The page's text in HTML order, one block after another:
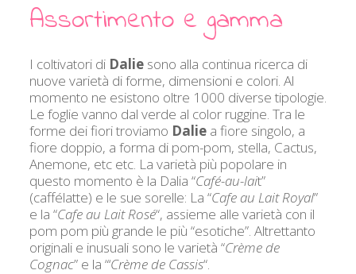
Assortimento e gamma
I coltivatori di Daliesono alla continua ricerca di
nuove varietà di forme, dimensioni e colori. Al
momento ne esistono oltre 1000 diverse tipologie.
Le foglie vanno dal verde al color ruggine. Tra le
forme dei fiori troviamo Daliea fiore singolo, a
fiore doppio, a forma di pom-pom, stella, Cactus,
Anemone, etc etc. La varietà più popolare in
questo momento è la Dalia “Café-au-lait”
(caffélatte) e le sue sorelle: La “Cafe au Lait Royal”
e la “Cafe au Lait Rosé“, assieme alle varietà con il
pom pom più grande le più “esotiche”. Altrettanto
originali e inusuali sono le varietà “Crème de
Cognac” e la “‘Crème de Cassis“.